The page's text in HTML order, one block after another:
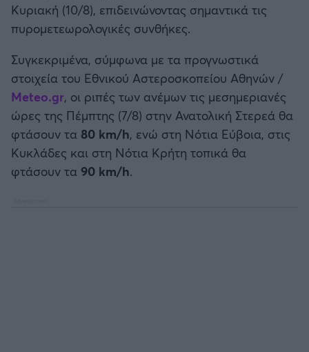
Μπαρτσελόνα
Μάντσεστερ Γιουνάιτεντ
Μάντσεστερ Σίτι
Κυριακή (10/8), επιδεινώνοντας σημαντικά τις
πυρομετεωρολογικές συνθήκες.
Συγκεκριμένα, σύμφωνα με τα προγνωστικά
στοιχεία του Εθνικού Αστεροσκοπείου Αθηνών /
Meteo.gr, οι ριπές των ανέμων τις μεσημεριανές
ώρες της Πέμπτης (7/8) στην Ανατολική Στερεά θα
φτάσουν τα 80 km/h, ενώ στη Νότια Εύβοια, στις
Κυκλάδες και στη Νότια Κρήτη τοπικά θα
φτάσουν τα 90 km/h.